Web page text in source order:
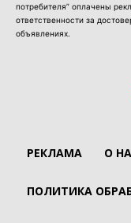
потребителя” оплачены
ответственности за
объявлениях.
РЕКЛАМА О
ПОЛИТИКА